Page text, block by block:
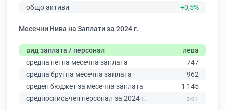
общо активи
+0,5%
Месечни Нива на Заплати за 2024 г.
вид заплата / персонал
лева
средна нетна месечна заплата
747
средна брутна месечна заплата
962
среден бюджет за месечна заплата
1 145
средносписъчен персонал за 2024 г.